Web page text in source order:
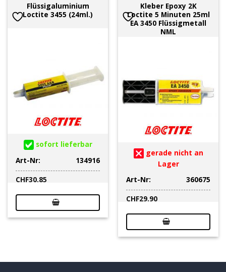
Flüssigaluminium
Loctite 3455 (24ml.)
sofort lieferbar
Art-Nr:
134916
CHF30.85
Kleber Epoxy 2K
Loctite 5 Minuten 25ml
EA 3450 Flüssigmetall
NML
gerade nicht an
Lager
Art-Nr:
360675
CHF29.90